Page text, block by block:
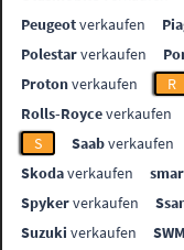
Peugeotverkaufen
Polestarverkaufen
Protonverkaufen R
Rolls-Royceverkaufen
S
Saabverkaufen
Skodaverkaufen
Spykerverkaufen
Suzuki verkaufen SWM